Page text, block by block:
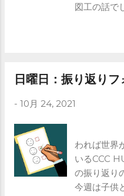
マガをご
図工の話で
も 多いの
言えば、
はメルマ
部分のみ記
ルマガをご
https://
magazine
日曜日：振り返りフ
- 10月 24, 2021
われば世界
いるCCC
の振り返り
今週は子供